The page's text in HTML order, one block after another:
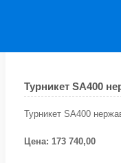
Турникет SA400
Турникет SA400
Цена: 173 740,00